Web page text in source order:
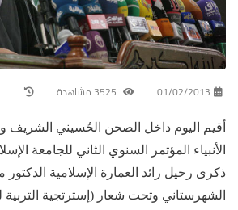
01/02/2013
أقيم اليوم داخل الصحن الحُسيني الشريف
الأنبياء المؤتمر السنوي الثاني للجامعة
ذكرى رحيل رائد العمارة الإسلامية
الشهرستاني وتحت شعار (إسترتجية